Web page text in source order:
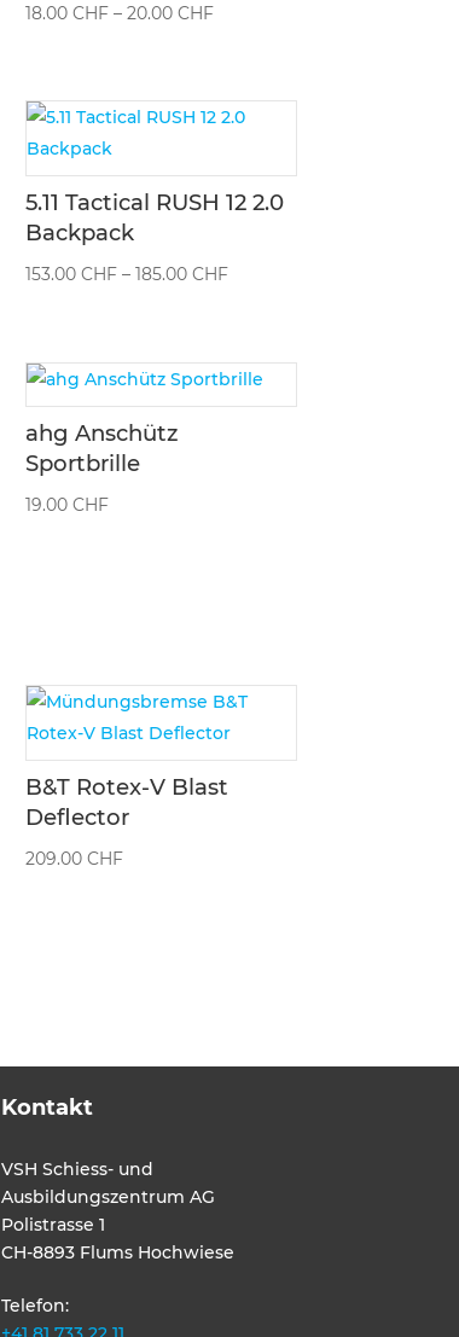
18.00CHF –20.00CHFPreisspanne:
20.00 CHF
5.11 Tactical RUSH 12 2.0
Backpack
153.00CHF –185.00CHFPreisspanne:
185.00 CHF
ahg Anschütz
Sportbrille
19.00CHF
B&T Rotex-V Blast
Deflector
209.00CHF
Kontakt
VSH Schiess- und
Ausbildungszentrum AG
Polistrasse 1
CH-8893 Flums Hochwiese
Telefon: